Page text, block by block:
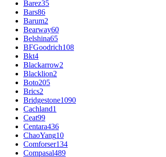
Barez35
Bars86
Barum2
Bearway60
Belshina65
BFGoodrich108
Bkt4
Blackarrow2
Blacklion2
Boto205
Brics2
Bridgestone1090
Cachland1
Ceat99
Centara436
ChaoYang10
Comforser134
Compasal489